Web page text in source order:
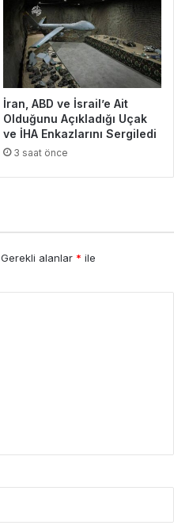
İran, ABD ve İsrail’e Ait
Olduğunu Açıkladığı Uçak
ve İHA Enkazlarını Sergiledi
3 saat önce
Gerekli alanlar * ile